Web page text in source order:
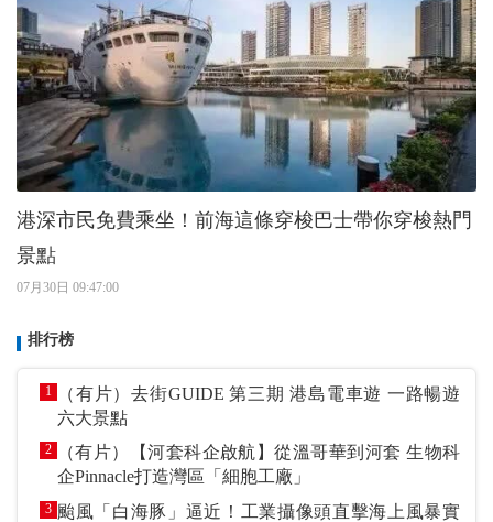
港深市民免費乘坐！前海這條穿梭巴士帶你穿梭熱門
景點
07月30日 09:47:00
排行榜
1
（有片）去街GUIDE 第三期 港島電車遊 一路暢遊
六大景點
2
（有片）【河套科企啟航】從溫哥華到河套 生物科
企Pinnacle打造灣區「細胞工廠」
3 颱風「白海豚」逼近！工業攝像頭直擊海上風暴實